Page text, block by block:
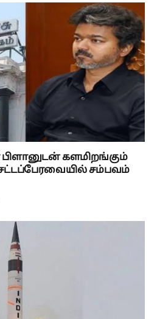
களமிறங்கும்
சட்டப்பேரவையில் சம்பவம்